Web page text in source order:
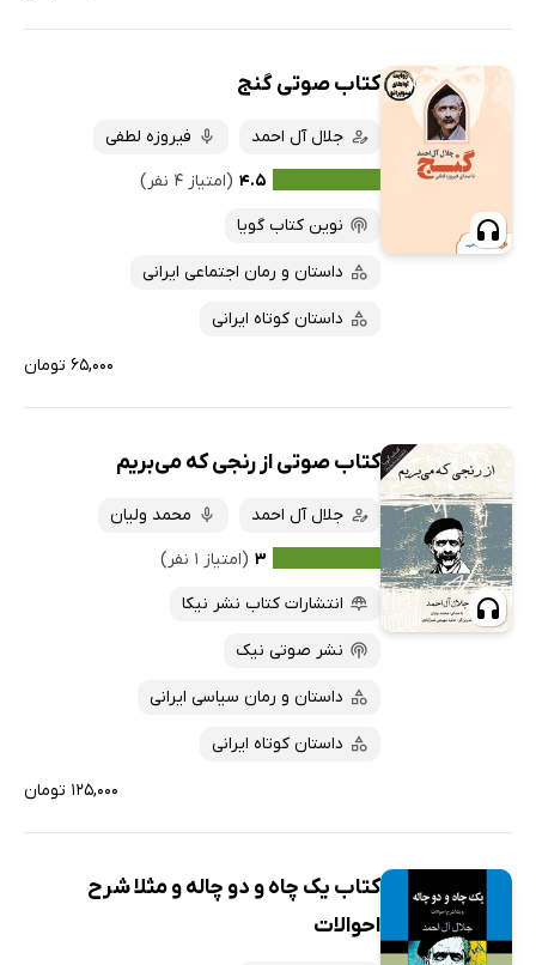
کتاب صوتی گنج
جلال آل احمد
فیروزه لطفی
۴.۵ (امتیاز ۴ نفر)
نوین کتاب گویا
داستان و رمان اجتماعی ایرانی
داستان کوتاه ایرانی
۶۵,۰۰۰ تومان
کتاب صوتی از رنجی که می‌بریم
جلال آل احمد
محمد ولیان
۳ (امتیاز ۱ نفر)
انتشارات کتاب نشر نیکا
نشر صوتی نیک
داستان و رمان سیاسی ایرانی
داستان کوتاه ایرانی
۱۲۵,۰۰۰ تومان
کتاب یک چاه و دو چاله و مثلا شرح
احوالات